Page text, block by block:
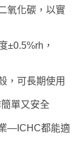
氧化碳，以實
±0.5%rh，
，可長期使用
單又安全
—ICHC都能適